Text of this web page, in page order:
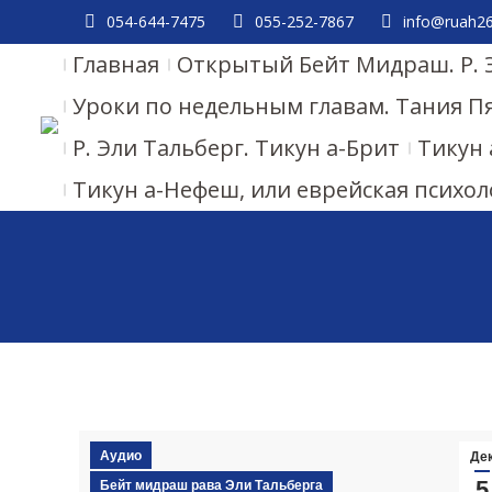
054-644-7475 055-252-7867
Главная
Открытый Бейт Мидраш. Р.
Уроки по недельным главам. Тания
Р. Эли Тальберг. Тикун а-Брит
Тикун
Тикун а-Нефеш, или еврейская
Аудио
Бейт мидраш рава Эли Тальберга